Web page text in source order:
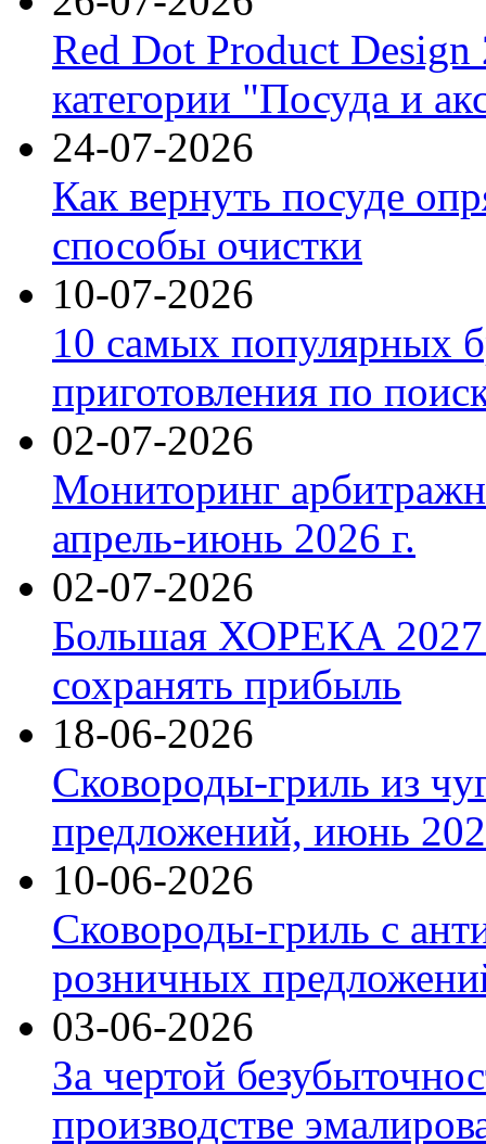
Red Dot Product Design
категории "Посуда и
24-07-2026
Как вернуть посуде
способы очистки
10-07-2026
10 самых популярных
приготовления по
02-07-2026
Мониторинг
апрель-июнь 2026 г.
02-07-2026
Большая ХОРЕКА 2027:
сохранять прибыль
18-06-2026
Сковороды-гриль из
предложений, июнь
10-06-2026
Сковороды-гриль с
розничных
03-06-2026
За чертой
производстве